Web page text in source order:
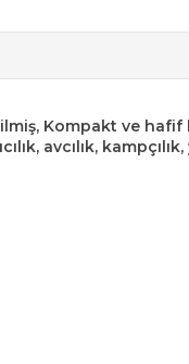
Kompakt ve
avcılık,